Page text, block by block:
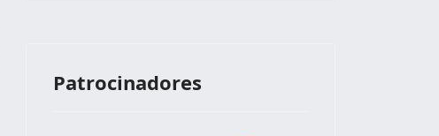
Patrocinadores